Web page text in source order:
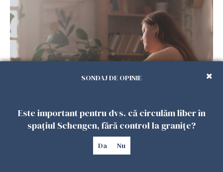
Vrei să te muți în SUA? Un studiu Harvard
arată ce se întâmplă cu sănătatea multor
SONDAJ DE OPINIE
Este important pentru dvs. că circulăm liber în
spațiul Schengen, fără control la granițe?
Da Nu